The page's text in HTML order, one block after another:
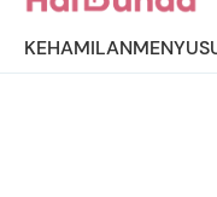
KEHAMILAN